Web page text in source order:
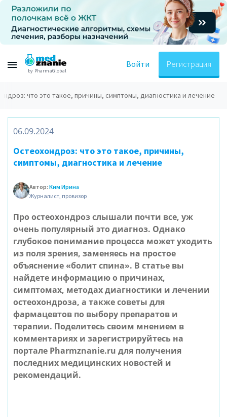
by PharmaGlobal
Войти Регистрация
что это такое, причины, симптомы, диагностика и лечение
06.09.2024
Остеохондроз: что это такое, причины,
симптомы, диагностика и лечение
Автор: Ким Ирина
Журналист, провизор
Про остеохондроз слышали почти все, уж
очень популярный это диагноз. Однако
глубокое понимание процесса может уходить
из поля зрения, заменяесь на простое
объяснение «болит спина». В статье вы
найдете информацию о причинах,
симптомах, методах диагностики и лечении
остеохондроза, а также советы для
фармацевтов по выбору препаратов и
терапии. Поделитесь своим мнением в
комментариях и зарегистрируйтесь на
портале Pharmznanie.ru для получения
последних медицинских новостей и
рекомендаций.